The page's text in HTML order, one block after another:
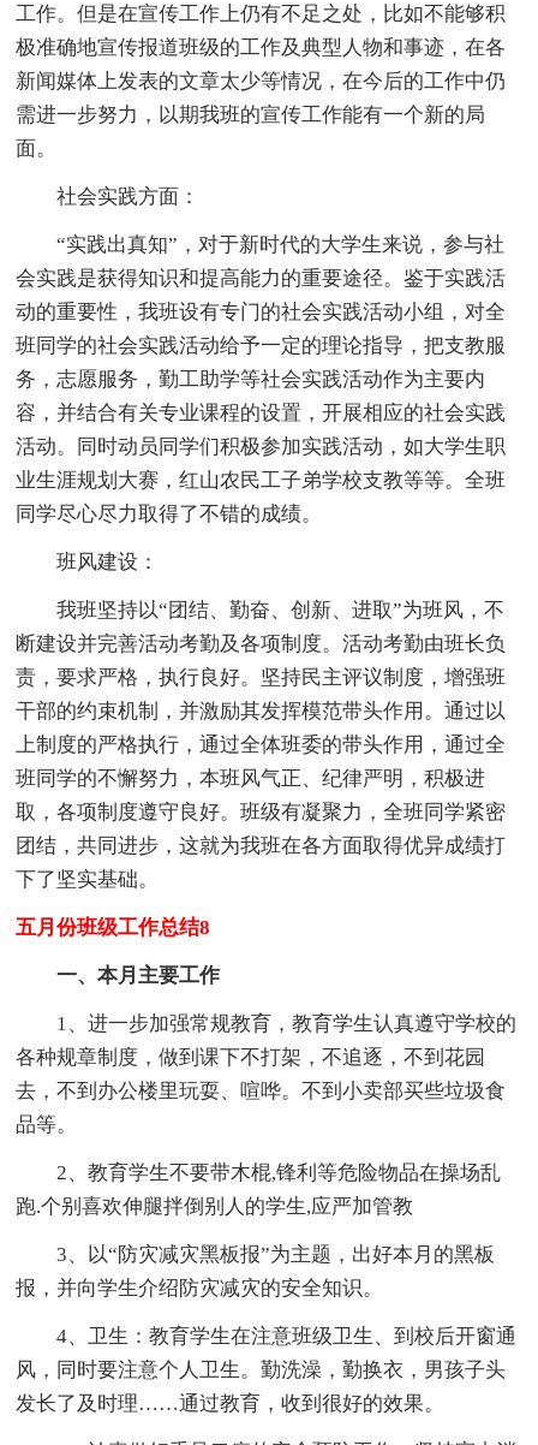
工作。但是在宣传工作上仍有不足之处，比如不能够积
极准确地宣传报道班级的工作及典型人物和事迹，在各
新闻媒体上发表的文章太少等情况，在今后的工作中仍
需进一步努力，以期我班的宣传工作能有一个新的局
面。
社会实践方面：
“实践出真知”，对于新时代的大学生来说，参与社
会实践是获得知识和提高能力的重要途径。鉴于实践活
动的重要性，我班设有专门的社会实践活动小组，对全
班同学的社会实践活动给予一定的理论指导，把支教服
务，志愿服务，勤工助学等社会实践活动作为主要内
容，并结合有关专业课程的设置，开展相应的社会实践
活动。同时动员同学们积极参加实践活动，如大学生职
业生涯规划大赛，红山农民工子弟学校支教等等。全班
同学尽心尽力取得了不错的成绩。
班风建设：
我班坚持以“团结、勤奋、创新、进取”为班风，不
断建设并完善活动考勤及各项制度。活动考勤由班长负
责，要求严格，执行良好。坚持民主评议制度，增强班
干部的约束机制，并激励其发挥模范带头作用。通过以
上制度的严格执行，通过全体班委的带头作用，通过全
班同学的不懈努力，本班风气正、纪律严明，积极进
取，各项制度遵守良好。班级有凝聚力，全班同学紧密
团结，共同进步，这就为我班在各方面取得优异成绩打
下了坚实基础。
五月份班级工作总结8
一、本月主要工作
1、进一步加强常规教育，教育学生认真遵守学校的
各种规章制度，做到课下不打架，不追逐，不到花园
去，不到办公楼里玩耍、喧哗。不到小卖部买些垃圾食
品等。
2、教育学生不要带木棍,锋利等危险物品在操场乱
跑.个别喜欢伸腿拌倒别人的学生,应严加管教
3、以“防灾减灾黑板报”为主题，出好本月的黑板
报，并向学生介绍防灾减灾的安全知识。
4、卫生：教育学生在注意班级卫生、到校后开窗通
风，同时要注意个人卫生。勤洗澡，勤换衣，男孩子头
发长了及时理……通过教育，收到很好的效果。